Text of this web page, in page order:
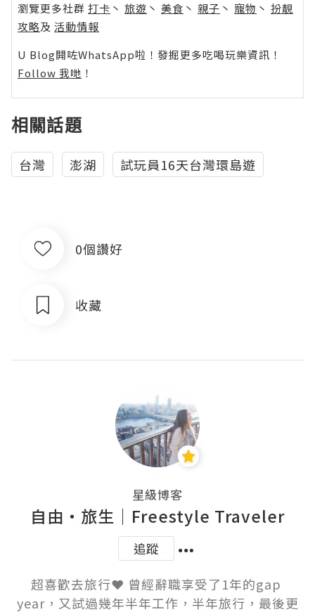
瀏覽更多社群 打卡 丶 旅遊 丶 美食 丶 親子 丶 寵物 丶 扮靚
攻略及 活動情報
U Blog開咗WhatsApp啦！發掘更多吃喝玩樂資訊！
Follow 我哋 ！
相關話題
台灣 澎湖 試玩員16天台灣環島遊
0個讚好
收藏
星級博客
自由・旅生｜Freestyle Traveler
追蹤
超喜歡去旅行❤️ 曾經辭職享受了1年的gap
year，又試過幾年半年工作，半年旅行，最後更